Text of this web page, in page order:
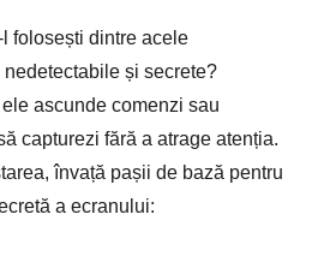
folosești dintre acele
și secrete?
ascunde comenzi sau
capturezi fără a atrage atenția.
învață pașii de bază pentru
a ecranului: